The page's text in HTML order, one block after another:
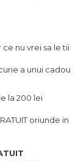
nu vrei sa le tii
a unui cadou
la 200 lei
oriunde in